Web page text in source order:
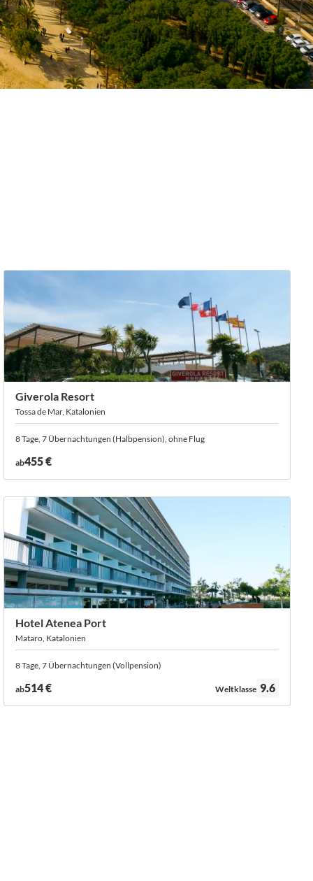
Giverola Resort
Tossa de Mar, Katalonien
8 Tage, 7 Übernachtungen (Halbpension), ohne Flug
ab455 €
Hotel Atenea Port
Mataro, Katalonien
8 Tage, 7 Übernachtungen (Vollpension)
ab514 € Bewertung:
Weltklasse 9.6